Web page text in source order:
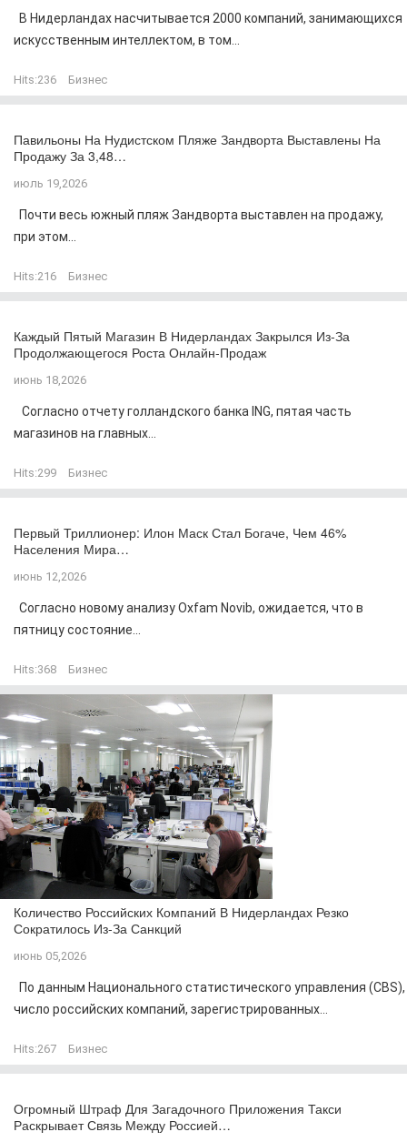
В Нидерландах насчитывается 2000 компаний, занимающихся
искусственным интеллектом, в том...
Hits:236 Бизнес
Павильоны На Нудистском Пляже Зандворта Выставлены На
Продажу За 3,48…
июль 19,2026
Почти весь южный пляж Зандворта выставлен на продажу,
при этом...
Hits:216 Бизнес
Каждый Пятый Магазин В Нидерландах Закрылся Из-За
Продолжающегося Роста Онлайн-Продаж
июнь 18,2026
Согласно отчету голландского банка ING, пятая часть
магазинов на главных...
Hits:299 Бизнес
Первый Триллионер: Илон Маск Стал Богаче, Чем 46%
Населения Мира…
июнь 12,2026
Согласно новому анализу Oxfam Novib, ожидается, что в
пятницу состояние...
Hits:368 Бизнес
Количество Российских Компаний В Нидерландах Резко
Сократилось Из-За Санкций
июнь 05,2026
По данным Национального статистического управления (CBS),
число российских компаний, зарегистрированных...
Hits:267 Бизнес
Огромный Штраф Для Загадочного Приложения Такси
Раскрывает Связь Между Россией…